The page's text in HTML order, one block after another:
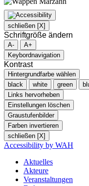
schließen [X]
Schriftgröße ändern
A-
A+
Keybordnavigation
Kontrast
Hintergrundfarbe wählen
black
white green
Links hervorheben
Einstellungen löschen
Graustufenbilder
Farben invertieren
schließen [X]
Accessibility by WAH
Aktuelles
Akteure
Veranstaltungen